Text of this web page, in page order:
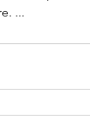
...